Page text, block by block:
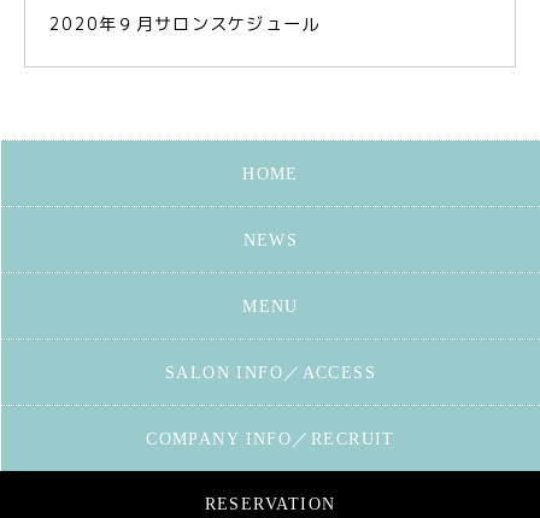
2020年９月サロンスケジュール
HOME
NEWS
MENU
SALON INFO／ACCESS
COMPANY INFO／RECRUIT
RESERVATION